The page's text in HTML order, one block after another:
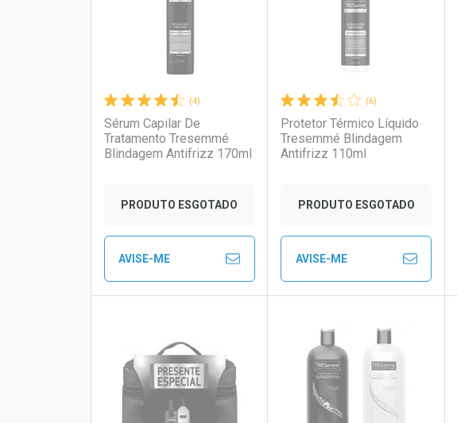
Ativar Desconto
Comprar sem Desconto
Comprar sem Desconto
Ativar Desconto
Comprar sem Desconto
Comprar sem Desconto
(4)
Sérum Capilar De
Tratamento Tresemmé
Blindagem Antifrizz 170ml
PRODUTO ESGOTADO
AVISE-ME
Laboratório
Por Menos
(6)
Protetor Térmico Líquido
Tresemmé Blindagem
Antifrizz 110ml
PRODUTO ESGOTADO
AVISE-ME
Laboratório
Por Menos